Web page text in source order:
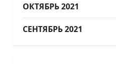
ОКТЯБРЬ 2021
СЕНТЯБРЬ 2021